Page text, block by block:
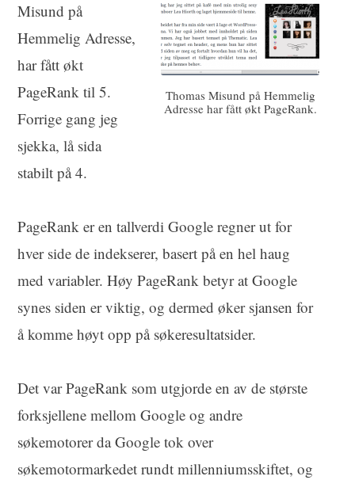
Thomas Misund på Hemmelig
Adresse har fått økt PageRank.
Misund på
Hemmelig Adresse,
har fått økt
PageRank til 5.
Forrige gang jeg
sjekka, lå sida
stabilt på 4.
PageRank er en tallverdi Google regner ut for
hver side de indekserer, basert på en hel haug
med variabler. Høy PageRank betyr at Google
synes siden er viktig, og dermed øker sjansen for
å komme høyt opp på søkeresultatsider.
Det var PageRank som utgjorde en av de største
forksjellene mellom Google og andre
søkemotorer da Google tok over
søkemotormarkedet rundt millenniumsskiftet, og